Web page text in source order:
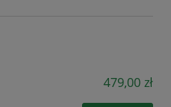
479,00 zł